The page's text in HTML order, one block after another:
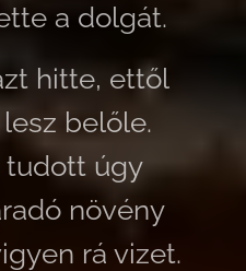
a dolgát.
hitte, ettől
belőle.
tudott úgy
növény
rá vizet.